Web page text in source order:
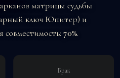
матрицы судьбы
ключ Юпитер) и
70%.
Брак